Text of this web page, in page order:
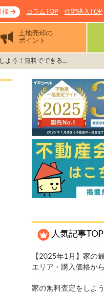
様 コラムTOP 住宅購入TOP
土地売却の
ポイント
よう！無料でできる...
人気記事
【2025年1月】家の
エリア・購入価格か
家の無料査定をしよ